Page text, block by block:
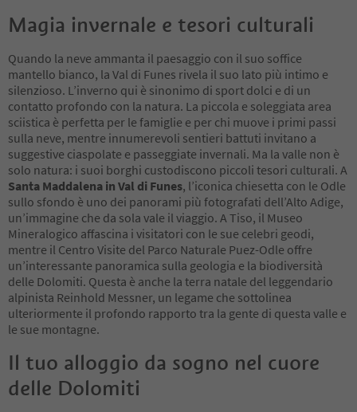
Magia invernale e tesori culturali
Quando la neve ammanta il paesaggio con il suo soffice
mantello bianco, la Val di Funes rivela il suo lato più intimo e
silenzioso. L’inverno qui è sinonimo di sport dolci e di un
contatto profondo con la natura. La piccola e soleggiata area
sciistica è perfetta per le famiglie e per chi muove i primi passi
sulla neve, mentre innumerevoli sentieri battuti invitano a
suggestive ciaspolate e passeggiate invernali. Ma la valle non è
solo natura: i suoi borghi custodiscono piccoli tesori culturali. A
Santa Maddalena in Val di Funes, l’iconica chiesetta con le Odle
sullo sfondo è uno dei panorami più fotografati dell’Alto Adige,
un’immagine che da sola vale il viaggio. A Tiso, il Museo
Mineralogico affascina i visitatori con le sue celebri geodi,
mentre il Centro Visite del Parco Naturale Puez-Odle offre
un’interessante panoramica sulla geologia e la biodiversità
delle Dolomiti. Questa è anche la terra natale del leggendario
alpinista Reinhold Messner, un legame che sottolinea
ulteriormente il profondo rapporto tra la gente di questa valle e
le sue montagne.
Il tuo alloggio da sogno nel cuore
delle Dolomiti